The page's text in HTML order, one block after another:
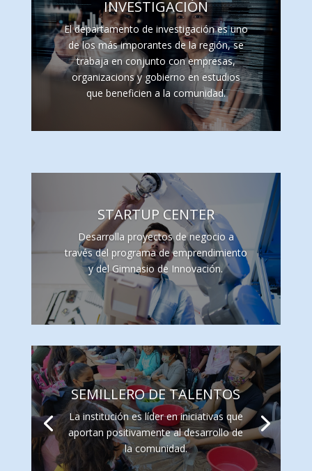
INVESTIGACIÓN
El departamento de investigación es uno
de los más imporantes de la región, se
trabaja en conjunto con empresas,
organizacions y gobierno en estudios
que beneficien a la comunidad.
STARTUP CENTER
Desarrolla proyectos de negocio a
través del programa de emprendimiento
y del Gimnasio de Innovación.
SEMILLERO DE TALENTOS
La institución es líder en iniciativas que
aportan positivamente al desarrollo de
la comunidad.